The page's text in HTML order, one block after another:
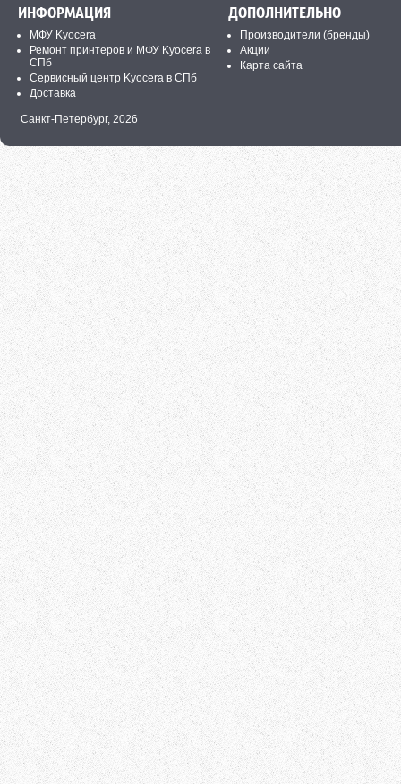
ИНФОРМАЦИЯ
МФУ Kyocera
Ремонт принтеров и МФУ Kyocera в
СПб
Сервисный центр Kyocera в СПб
Доставка
ДОПОЛНИТЕЛЬНО
Производители (бренды)
Акции
Карта сайта
Санкт-Петербург, 2026